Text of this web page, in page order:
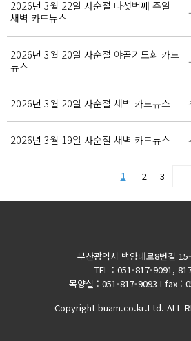
2026년 3월 22일 사순절 다섯번째 주일
새벽 카드뉴스
2026년 3월 20일 사순절 야곱기도회 카드
뉴스
2026년 3월 20일 사순절 새벽 카드뉴스
2026년 3월 19일 사순절 새벽 카드뉴스
1 2 3
부산광역시 백양대로8번길
TEL : 051-817-9091,
목양실 : 051-817-9093 I fax :
Copyright buam.co.kr.Ltd. ALL